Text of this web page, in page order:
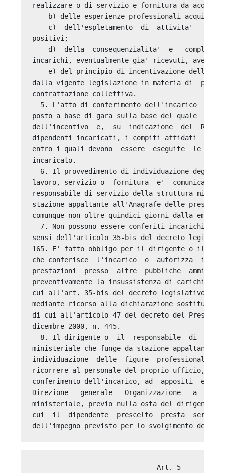
realizzare o di servizio e fornitura da
b) delle esperienze professionali
c)  dell'espletamento  di  attivita'
positivi;
d)  della  consequenzialita'  e
incarichi, eventualmente gia' ricevuti, aventi
e) del principio di incentivazione della
dalla vigente legislazione in materia di
contrattazione collettiva.
5. L'atto di conferimento dell'incarico  deve
posto a base di gara sulla base del quale  e'
dell'incentivo  e,  su  indicazione  del
dipendenti incaricati, i compiti affidati  a
entro i quali devono  essere  eseguite  le
incaricato.
6. Il provvedimento di individuazione degli
lavoro, servizio o  fornitura  e'  comunicato
responsabile di servizio della struttura
stazione appaltante all'Anagrafe delle
comunque non oltre quindici giorni dalla
7. Non possono essere conferiti incarichi a
sensi dell'articolo 35-bis del decreto
165. E' fatto obbligo per il dirigente o il
che conferisce  l'incarico  o  autorizza  il
prestazioni  presso  altre  pubbliche
preventivamente la insussistenza di carichi
cui all'art. 35-bis del decreto legislativo n.
mediante ricorso alla dichiarazione
di cui all'articolo 47 del decreto del
dicembre 2000, n. 445.
8. Il dirigente o  il  responsabile  di
ministeriale che funge da stazione
individuazione  delle  figure  professionali
ricorrere al personale del proprio ufficio,
conferimento dell'incarico, ad  appositi
Direzione   generale   Organizzazione   a
ministeriale, previo nulla osta del dirigente
cui  il  dipendente  prescelto  presta
                               Art. 5 
 
          Modalita' e criteri di ripartizione delle risorse 
        del Fondo per gli incentivi per le funzioni tecniche 
 
  1. Le modalita' e i criteri di ripartizione del Fondo sono indicati
nei  commi  2  e  3.  L'importo  da  corrispondere  al  personale  e'
ripartito, nei limiti percentuali di cui  alle  tabelle  incluse  nei
commi 2 e 3. 
  2. Il 96,5 per cento della quota del Fondo di cui  all'articolo  3,
comma 4, e' ripartito in favore dei dipendenti da parte del dirigente
o del responsabile di servizio competente nella misura determinata ai
sensi del comma 6. La misura del  beneficio  e'  determinata  tenendo
conto delle responsabilita' professionali  connesse  alle  specifiche
prestazioni   richieste,   nonche'   dell'entita'   e    complessita'
dell'opera, servizio o fornitura  da  realizzare,  all'interno  degli
intervalli di valori percentuali di seguito indicati: 
 
     ===========================================================
     |             LAVORI            |       Percentuale       |
     +===============================+=========================+
     | RUP                           |          15-20%         |
     +-------------------------------+-------------------------+
     | Collaboratori RUP (personale  |                         |
     |amministrativo e tecnico di    |                         |
     |staff)                         |          7-15%          |
     +-------------------------------+-------------------------+
     | Direttore Lavori              |          20-25%         |
     +-------------------------------+-------------------------+
     | Direttori operativi e         |                         |
     |collaboratori della direzione  |                         |
     |lavori                         |          10-20%         |
     +-------------------------------+-------------------------+
     | Collaudatore tecnico          |                         |
     |amministrativo e collaboratori |          10-15%         |
     +-------------------------------+-------------------------+
     | Collaudatore statico e        |                         |
     |collaboratori                  |          10-12%         |
     +-------------------------------+-------------------------+
     | Incaricato della valutazione  |                         |
     |preventiva dei progetti e      |                         |
     |collaboratori                  |           5-8%          |
     +-------------------------------+-------------------------+
     | Incaricato della              |                         |
     |programmazione della spesa per |                         |
     |investimenti e collaboratori   |           2-4%          |
     +-------------------------------+-------------------------+
     | Incaricati della              |                         |
     |predisposizione e del controllo|                         |
     |delle procedure di bando e di  |                         |
     |esecuzione dei contratti e     |                         |
     |collaboratori                  |           3-5%          |
     +-------------------------------+-------------------------+
 
 
     ===========================================================
     |      SERVIZI E FORNITURE      |       Percentuale       |
     +===============================+=========================+
     | RUP                           |          20-25%         |
     +-------------------------------+-------------------------+
     | Collaboratori RUP (personale  |                         |
     |amministrativo e tecnico di    |                         |
     |staff)                         |          15-25%         |
     +-------------------------------+-------------------------+
     | Direttori della esecuzione dei|                         |
     |contratti di servizi -         |                         |
     |Incaricato o commissione della |                         |
     |verifica di conformita' nei    |                         |
     |contratti di forniture         |          20-25%         |
     +-------------------------------+-------------------------+
     | Collaboratori del direttore   |                         |
     |dell'esecuzione - collaboratori|                         |
     |dell'incaricato o commissione  |                         |
     |della verifica dei contratti di|                         |
     |forniture                      |          5-15%          |
     +-------------------------------+-------------------------+
     | Incaricati della              |                         |
     |predisposizione e del controllo|                         |
     |delle procedure di bando e     |                         |
     |collaboratori                  |          5-10%          |
     +-------------------------------+-------------------------+
     | Incaricato della              |                         |
     |programmazione della spesa per |                         |
     |investimenti e collaboratori   |          5-10%          |
     +-------------------------------+-------------------------+
     | Collaudatore tecnico          |                         |
     |amministrativo e collaboratori |          8-12%          |
     +-------------------------------+-------------------------+
 
  3. Nei casi in cui le attivita' di programmazione  -  anche  avente
carattere straordinario - della spesa per investimenti siano  svolte,
pro quota, dal personale appartenente ai segretariati regionali, alle
direzioni regionali musei e alle strutture centrali del Ministero, il
3,5% del totale delle risorse di cui  all'articolo  3,  comma  4,  e'
ripartito tra tale personale,  tenendo  conto  delle  responsabilita'
professionali connesse alle specifiche prestazioni  richieste,  nelle
misure percentuali di seguito indicate:  
 
     ===========================================================
     | PROGRAMMAZIONE DELLA SPESA PER|                         |
     |         INVESTIMENTI          |       Percentuale       |
     +===============================+=========================+
     | Personale appartenente ai     |                         |
     |segretariati regionali o alle  |                         |
     |direzioni regionali musei      |           1,5%          |
     +-------------------------------+-------------------------+
     | Personale appartenente alle   |                         |
     |strutture centrali del         |                         |
     |Ministero che esprimono il     |                         |
     |parere di competenza           |           0,5%          |
     +-------------------------------+-------------------------+
     | Personale appartenente alle   |                         |
     |strutture centrali del         |                         |
     |Ministero che svolgono         |                         |
     |attivita' di programmazione    |                         |
     |della spesa per investimenti   |           1,5%          |
     +-------------------------------+-------------------------+
 
  4. Nei casi in cui il personale appartenente,  rispettivamente,  ai
segretariati  regionali,  alle  direzioni  regionali  musei  e   alle
strutture centrali del Ministero non sia coinvolto nello  svolgimento
delle  attivita'  di  programmazione   -   anche   avente   carattere
straordinario - della spesa per investimenti,  le  quote  percentuali
spettanti a tali soggetti riportate nella tabella di cui al  comma  3
incrementano la percentuale di cui al comma 2. 
  5. Qualora la funzione di coordinatore per la sicurezza sia  svolta
dal direttore lavori, allo  stesso  e'  riconosciuta  la  percentuale
massima  prevista  per  quella  funzione.  Qualora  la  funzione   di
coordinatore per la sicurezza sia svolta dal direttore  operativo,  o
altra figura tecnica, a esso compete una quota  non  inferiore  a  un
terzo di quella stabilita per l'Ufficio direzione lavori in  sede  di
contrattazione decentrata integrativa. 
  6. L'individuazione delle percentuali definitive da attribuire  per
la ripartizione dell'incentivo in funzione dei carichi  di  lavoro  e
della  complessita'   dei   singoli   appalti   e'   demandata   alla
contrattazione   decentrata   integrativa.   L'articolazione    delle
percentuali di cui al primo periodo non deve superare il totale delle
somme disponibili. 
  7.  In  caso   di   incarico   di   funzioni   tecniche   conferito
congiuntamente   a   piu'   dipendenti,   la   ripartizione   interna
dell'importo  da  corrispondere  e'  definita  nel  decreto  di   cui
all'articolo  4,  comma   4,   tenendo   conto   del   ruolo,   delle
responsabilita', della complessita' e della natura delle attivita' da
svolgere. 
  8. Ai sensi dell'articolo 113, comma 5, del  Codice  dei  contratti
pubblici, qualora le strutture ministeriali svolgano i compiti  della
centrale unica di committenza  per  l'espletamento  di  procedure  di
acquisizione di lavori, servizi e forniture per conto di  altri  enti
puo' essere riconosciuta ai dipendenti una quota parte, non superiore
a un  quarto,  dell'incentivo  previsto  dal  comma  2  del  medesimo
articolo  113.  Le  modalita'  di  attribuzione  degli  incentivi  ai
destinatari sono  stabilite  in  sede  di  contrattazione  decentrata
integrativa. 
  9. Qualora la realizzazione dell'opera o lavoro, la prestazione del
servizio o la fornitura si arresti per  ragioni  non  dipendenti  dal
personale incaricato, purche'  in  un  momento  successivo  all'avvio
della  procedura  di  affidamento,  il   compenso   incentivante   e'
corrisposto proporzionalmente  solo  per  le  attivita'  espletate  e
certificate dal RUP. 
  10. Per gli appalti misti, ai sensi dell'articolo 28 del Codice dei
contratti  pubblici,  qualora  la  stazione  appaltante   scelga   di
aggiudicare un appalto unico, se le diverse parti di  un  determinato
contratto sono oggettivamente separabili la quantif